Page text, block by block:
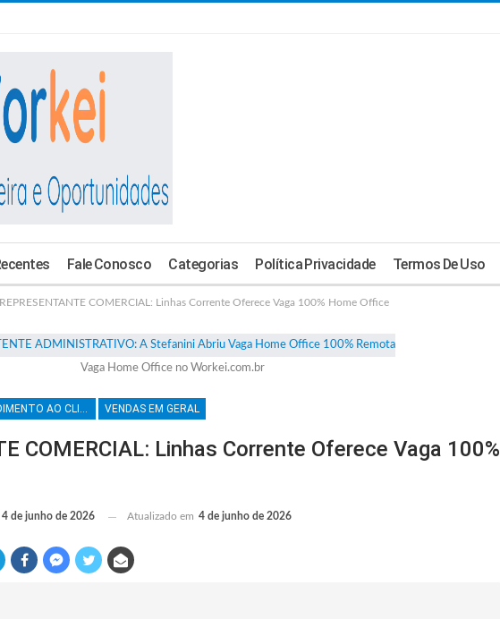
Fale Conosco Categorias Política Privacidade Termos De Uso
REPRESENTANTE COMERCIAL: Linhas Corrente Oferece Vaga 100% Home Office
Vaga Home Office no Workei.com.br
ATENDIMENTO AO CLIENTE VENDAS EM GERAL
COMERCIAL: Linhas Corrente Oferece Vaga 100%
4 de junho de 2026 Atualizado em 4 de junho de 2026